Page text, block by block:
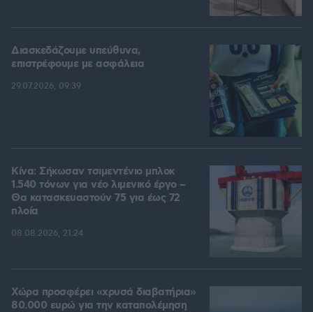
Διασκεδάζουμε υπεύθυνα,
επιστρέφουμε με ασφάλεια
29.07.2026, 09:39
Κίνα: Σήκωσαν τσιμεντένιο μπλοκ
1.540 τόνων για νέο λιμενικό έργο –
Θα κατασκευαστούν 75 για έως 72
πλοία
08.08.2026, 21:24
Χώρα προσφέρει «χρυσά διαβατήρια»
80.000 ευρώ για την καταπολέμηση